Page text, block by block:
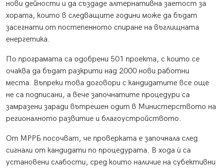
нови дейности и да създаде алтернативна заетост за
хората, които в следващите години може да бъдат
засегнати от постепенното спиране на въглищната
енергетика.
По програмата са одобрени 501 проекта, с които се
очаква да бъдат разкрити над 2000 нови работни
места. Въпреки това договори с кандидатите все още
не са подписани, а вече започнатите процедури са
замразени заради вътрешен одит в Министерството на
регионалното развитие и благоустройството.
От МРРБ посочват, че проверката е започнала след
сигнали от кандидати по процедурата. В хода ѝ са
установени слабости, сред които наличие на субективни